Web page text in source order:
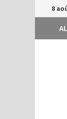
Passer
au
contenu
8